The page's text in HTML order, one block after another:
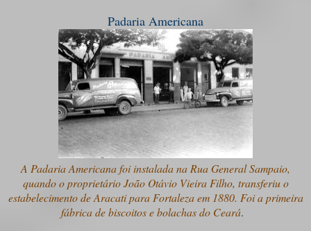
Padaria Americana
A Padaria Americana foi instalada na Rua General Sampaio,
quando o proprietário João Otávio Vieira Filho, transferiu o
estabelecimento de Aracati para Fortaleza em 1880. Foi a primeira
fábrica de biscoitos e bolachas do Ceará.